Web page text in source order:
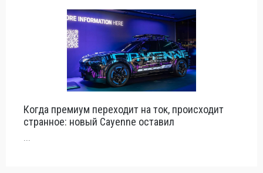
Когда премиум переходит на ток, происходит
странное: новый Cayenne оставил